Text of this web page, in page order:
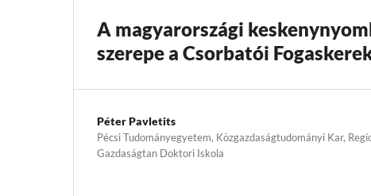
A magyarországi
szerepe a Csorbatói
Péter Pavletits
Pécsi Tudományegyetem, Közgazdaságtudományi Kar,
Gazdaságtan Doktori Iskola